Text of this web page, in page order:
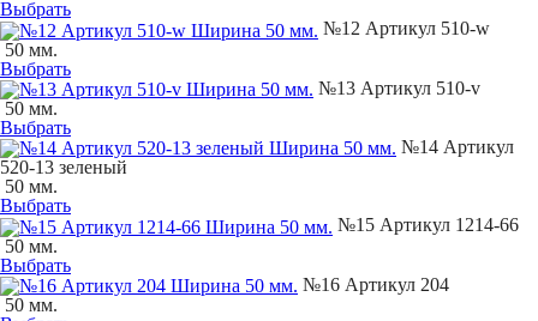
Выбрать
№12 Артикул 510-w
50 мм.
Выбрать
№13 Артикул 510-v
50 мм.
Выбрать
№14 Артикул
520-13 зеленый
50 мм.
Выбрать
№15 Артикул 1214-66
50 мм.
Выбрать
№16 Артикул 204
50 мм.